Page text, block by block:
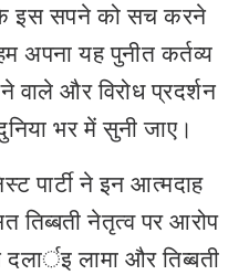
के इस सपने को सच करने
अपना यह पुनीत कर्तव्य
और विरोध प्रदर्शन
भर में सुनी जाए।
पार्टी ने इन आत्मदाह
तिब्बती नेतृत्व पर आरोप
लामा और तिब्बती